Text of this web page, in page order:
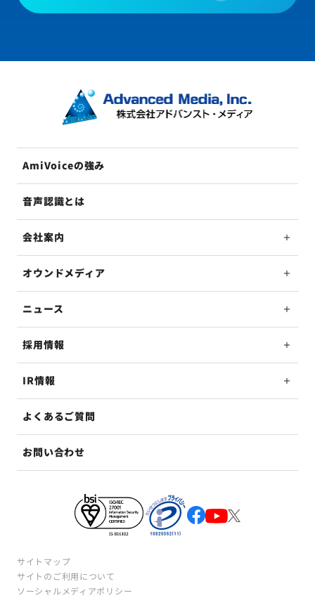
AmiVoiceの強み
音声認識とは
会社案内
オウンドメディア
ニュース
採用情報
IR情報
よくあるご質問
お問い合わせ
サイトマップ
サイトのご利用について
ソーシャルメディアポリシー